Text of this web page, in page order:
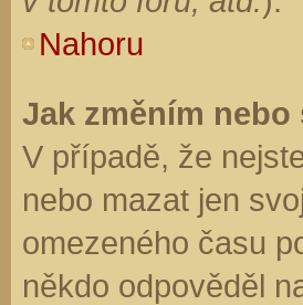
Nahoru
Jak změním
V případě, že
nebo mazat jen
omezeného času
někdo odpověděl